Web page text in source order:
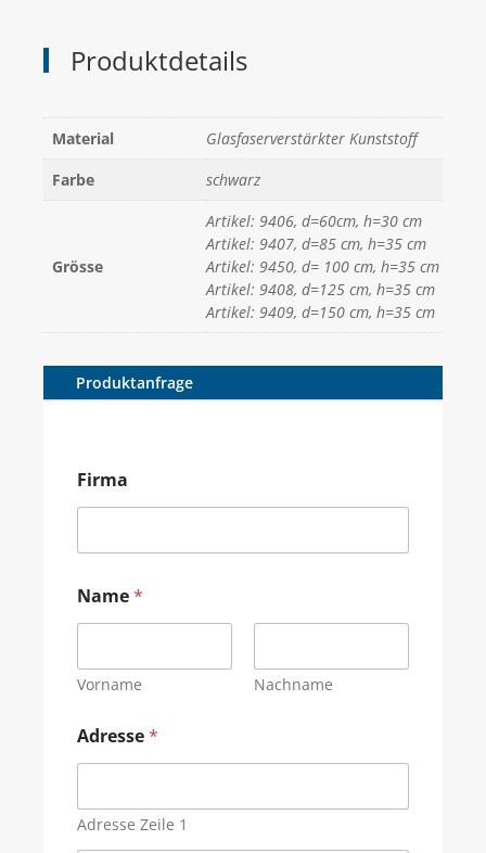
Produktdetails
Material
Glasfaserverstärkter Kunststoff
Farbe
schwarz
Grösse
Artikel: 9406, d=60cm, h=30 cm
Artikel: 9407, d=85 cm, h=35 cm
Artikel: 9450, d= 100 cm, h=35 cm
Artikel: 9408, d=125 cm, h=35 cm
Artikel: 9409, d=150 cm, h=35 cm
Produktanfrage
Firma
Name*
Vorname Nachname
Adresse*
Adresse Zeile 1